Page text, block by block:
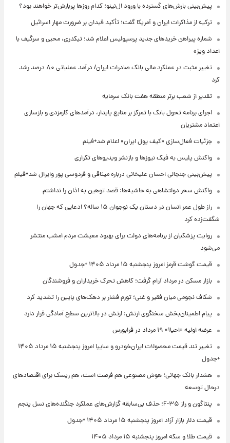
پیش‌بینی بارش‌های گسترده با ورود ال‌نینو؛ کدام روزها پربارش‌تر خواهند بود؟
ترکیه از مذاکرات ایران و آمریکا گفت؛ تأکید فیدان بر ضرورت مهار اسرائیل
شماره پیراهن خریدهای جدید پرسپولیس اعلام شد؛ تیکدری، محبی و سرگیف با
اعداد ویژه
تغییر مثبت در عملکرد مالی بانک صادرات ایران/ درآمد عملیاتی ۸۰ درصد رشد
کرد
تقدیر از شعب برتر منطقه هفت بانک سرمایه
اجرای برنامه تحول بانک با تمرکز بر منابع پایدار، درآمدهای کارمزدی و بازسازی
اعتماد مشتریان
جزئیات فعال‌سازی «کیف پول ایران» اعلام شد+فیلم
واکنش پلیس به فیک نیوزها و بازنشر ویدیوهای تکراری
پیش‌بینی جنجالی احسان علیخانی درباره میثاقی و فردوسی پور وایرال شد+فیلم
واکنش سحر دولتشاهی به حاشیه‌ها: قصد توهین به اذان را نداشتم
راز طول عمر انسان در دستان یک نوجوان ۱۵ ساله؟ ادعایی که جهان را
شگفت‌زده کرد
روایت پزشکیان از برنامه‌های دولت برای بهبود معیشت مردم امشب منتشر
می‌شود
قیمت گوشت قرمز امروز پنجشنبه ۱۵ مرداد ۱۴۰۵ +جدول
بازار مسکن در مرداد آرام گرفت؛ کاهش تحرک خریداران و فروشندگان
شکاف نجومی میان فقیر و غنی؛ تورم فشار بر دهک‌های پایین را تشدید کرد
پیام اطمینان‌بخش سخنگوی ارتش: ارتش در بالاترین سطح آمادگی قرار دارد
عرضه اولیه «احیا۱» ۱۹ مرداد در فرابورس
تغییر تند قیمت محصولات ایران‌خودرو و سایپا امروز پنجشنبه ۱۵ مرداد ۱۴۰۵
+جدول
هشدار بانک جهانی؛ هوش مصنوعی هم فرصت است، هم ریسک برای اقتصادهای
درحال توسعه
پنتاگون و راز F-۳۵؛ حذف بی‌سابقه گزارش‌های عملکرد جنگنده‌های نسل پنجم
قیمت دلار بازار آزاد امروز پنجشنبه ۱۵ مرداد ۱۴۰۵ +جدول
قیمت طلا و سکه امروز پنجشنبه ۱۵ مرداد ۱۴۰۵